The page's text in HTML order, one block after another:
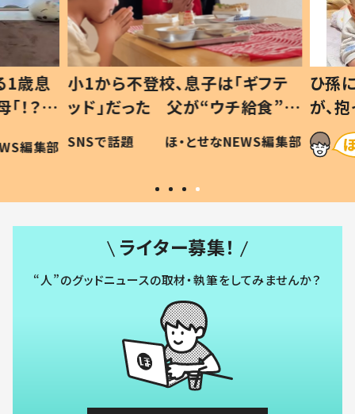
歳息
？」
編集部
小1から不登校、息子は「ギフテ
ッド」だった 父が“ウチ給食”を
作り続ける理由とは #令和の親
#令和の子
SNSで話題 ほ・とせなNEWS編集部
ひ孫
が、
「涙
い」
ライター募集！
“人”のグッドニュースの取材・執筆をしてみませんか？